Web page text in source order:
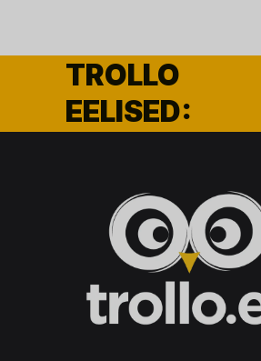
TROLLO
EELISED: